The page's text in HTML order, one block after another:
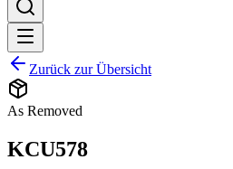
Zurück zur Übersicht
As Removed
KCU578